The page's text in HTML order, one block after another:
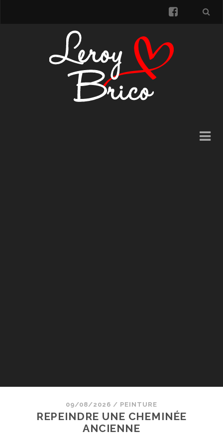
facebook
09/08/2026 / PEINTURE
REPEINDRE UNE CHEMINÉE
ANCIENNE